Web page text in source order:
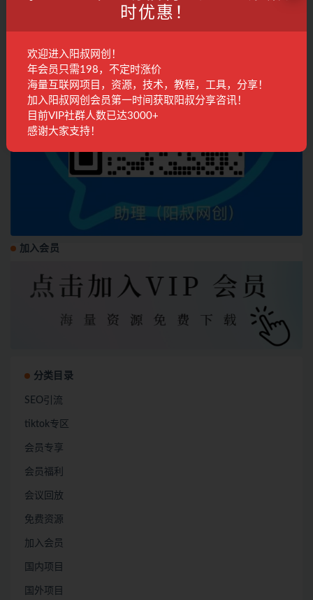
加入会员
分类目录
SEO引流
tiktok专区
会员专享
会员福利
会议回放
免费资源
加入会员
国内项目
国外项目
时优惠！
欢迎进入阳叔网创！
年会员只需198，不定时涨价
海量互联网项目，资源，技术，教程，工具，分享！
加入阳叔网创会员第一时间获取阳叔分享咨讯！
目前VIP社群人数已达3000+
感谢大家支持！